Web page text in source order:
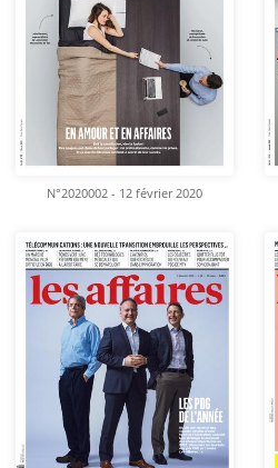
N°2020002 - 12 février 2020